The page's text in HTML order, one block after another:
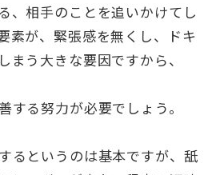
、相手のことを追いかけてし
素が、緊張感を無くし、ドキ
まう大きな要因ですから、
する努力が必要でしょう。
るというのは基本ですが、舐